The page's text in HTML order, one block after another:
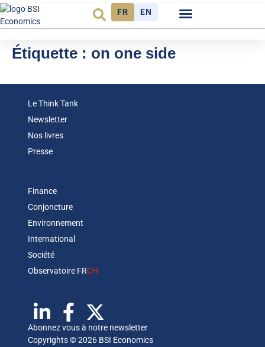
FR EN
Étiquette : on one side
Le Think Tank
Newsletter
Nos livres
Presse
Finance
Conjoncture
Environnement
International
Société
Observatoire FRCH
Abonnez vous à notre newsletter
Copyrights © 2026 BSI Economics